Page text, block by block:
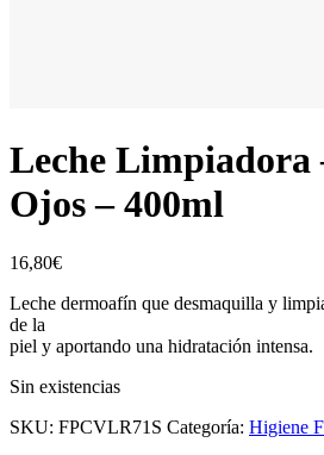
Leche Limpiadora
Ojos – 400ml
16,80€
Leche dermoafín que desmaquilla y
de la
piel y aportando una hidratación intensa.
Sin existencias
SKU: FPCVLR71S Categoría: Higiene